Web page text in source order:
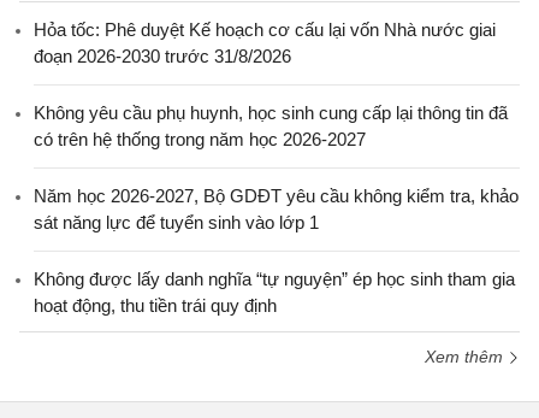
Hỏa tốc: Phê duyệt Kế hoạch cơ cấu lại vốn Nhà nước giai
đoạn 2026-2030 trước 31/8/2026
Không yêu cầu phụ huynh, học sinh cung cấp lại thông tin đã
có trên hệ thống trong năm học 2026-2027
Năm học 2026-2027, Bộ GDĐT yêu cầu không kiểm tra, khảo
sát năng lực để tuyển sinh vào lớp 1
Không được lấy danh nghĩa “tự nguyện” ép học sinh tham gia
hoạt động, thu tiền trái quy định
Xem thêm